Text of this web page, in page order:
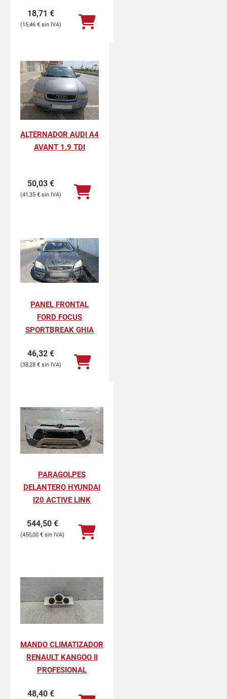
PROFESIONAL
18,71 €
15,46 €
ALTERNADOR AUDI A4
AVANT 1.9 TDI
50,03 €
41,35 €
PANEL FRONTAL
FORD FOCUS
SPORTBREAK GHIA
46,32 €
38,28 €
PARAGOLPES
DELANTERO HYUNDAI
I20 ACTIVE LINK
544,50 €
450,00 €
MANDO CLIMATIZADOR
RENAULT KANGOO II
PROFESIONAL
48,40 €